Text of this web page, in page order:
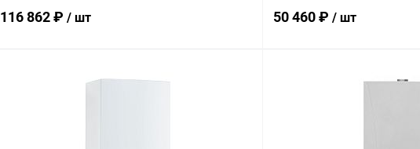
116 862 ₽ / шт
В корзину
50 460 ₽ / шт
В